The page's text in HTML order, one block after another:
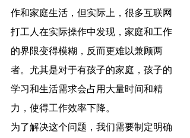
作和家庭生活，但实际上，很多互联网
打工人在实际操作中发现，家庭和工作
的界限变得模糊，反而更难以兼顾两
者。尤其是对于有孩子的家庭，孩子的
学习和生活需求会占用大量时间和精
力，使得工作效率下降。
为了解决这个问题，我们需要制定明确